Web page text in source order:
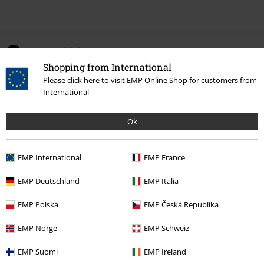
Shopping from International
Please click here to visit EMP Online Shop for customers from
International
Ok
EMP International EMP France
EMP Deutschland EMP Italia
EMP Polska EMP Česká Republika
EMP Norge EMP Schweiz
EMP Suomi EMP Ireland
0 Anmeldelse
Fortell oss hva du synes om "Iowa Star".
Siste besøk